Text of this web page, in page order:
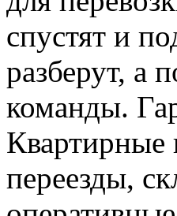
спустят и
разберут, а
команды.
Квартирные
переезды,